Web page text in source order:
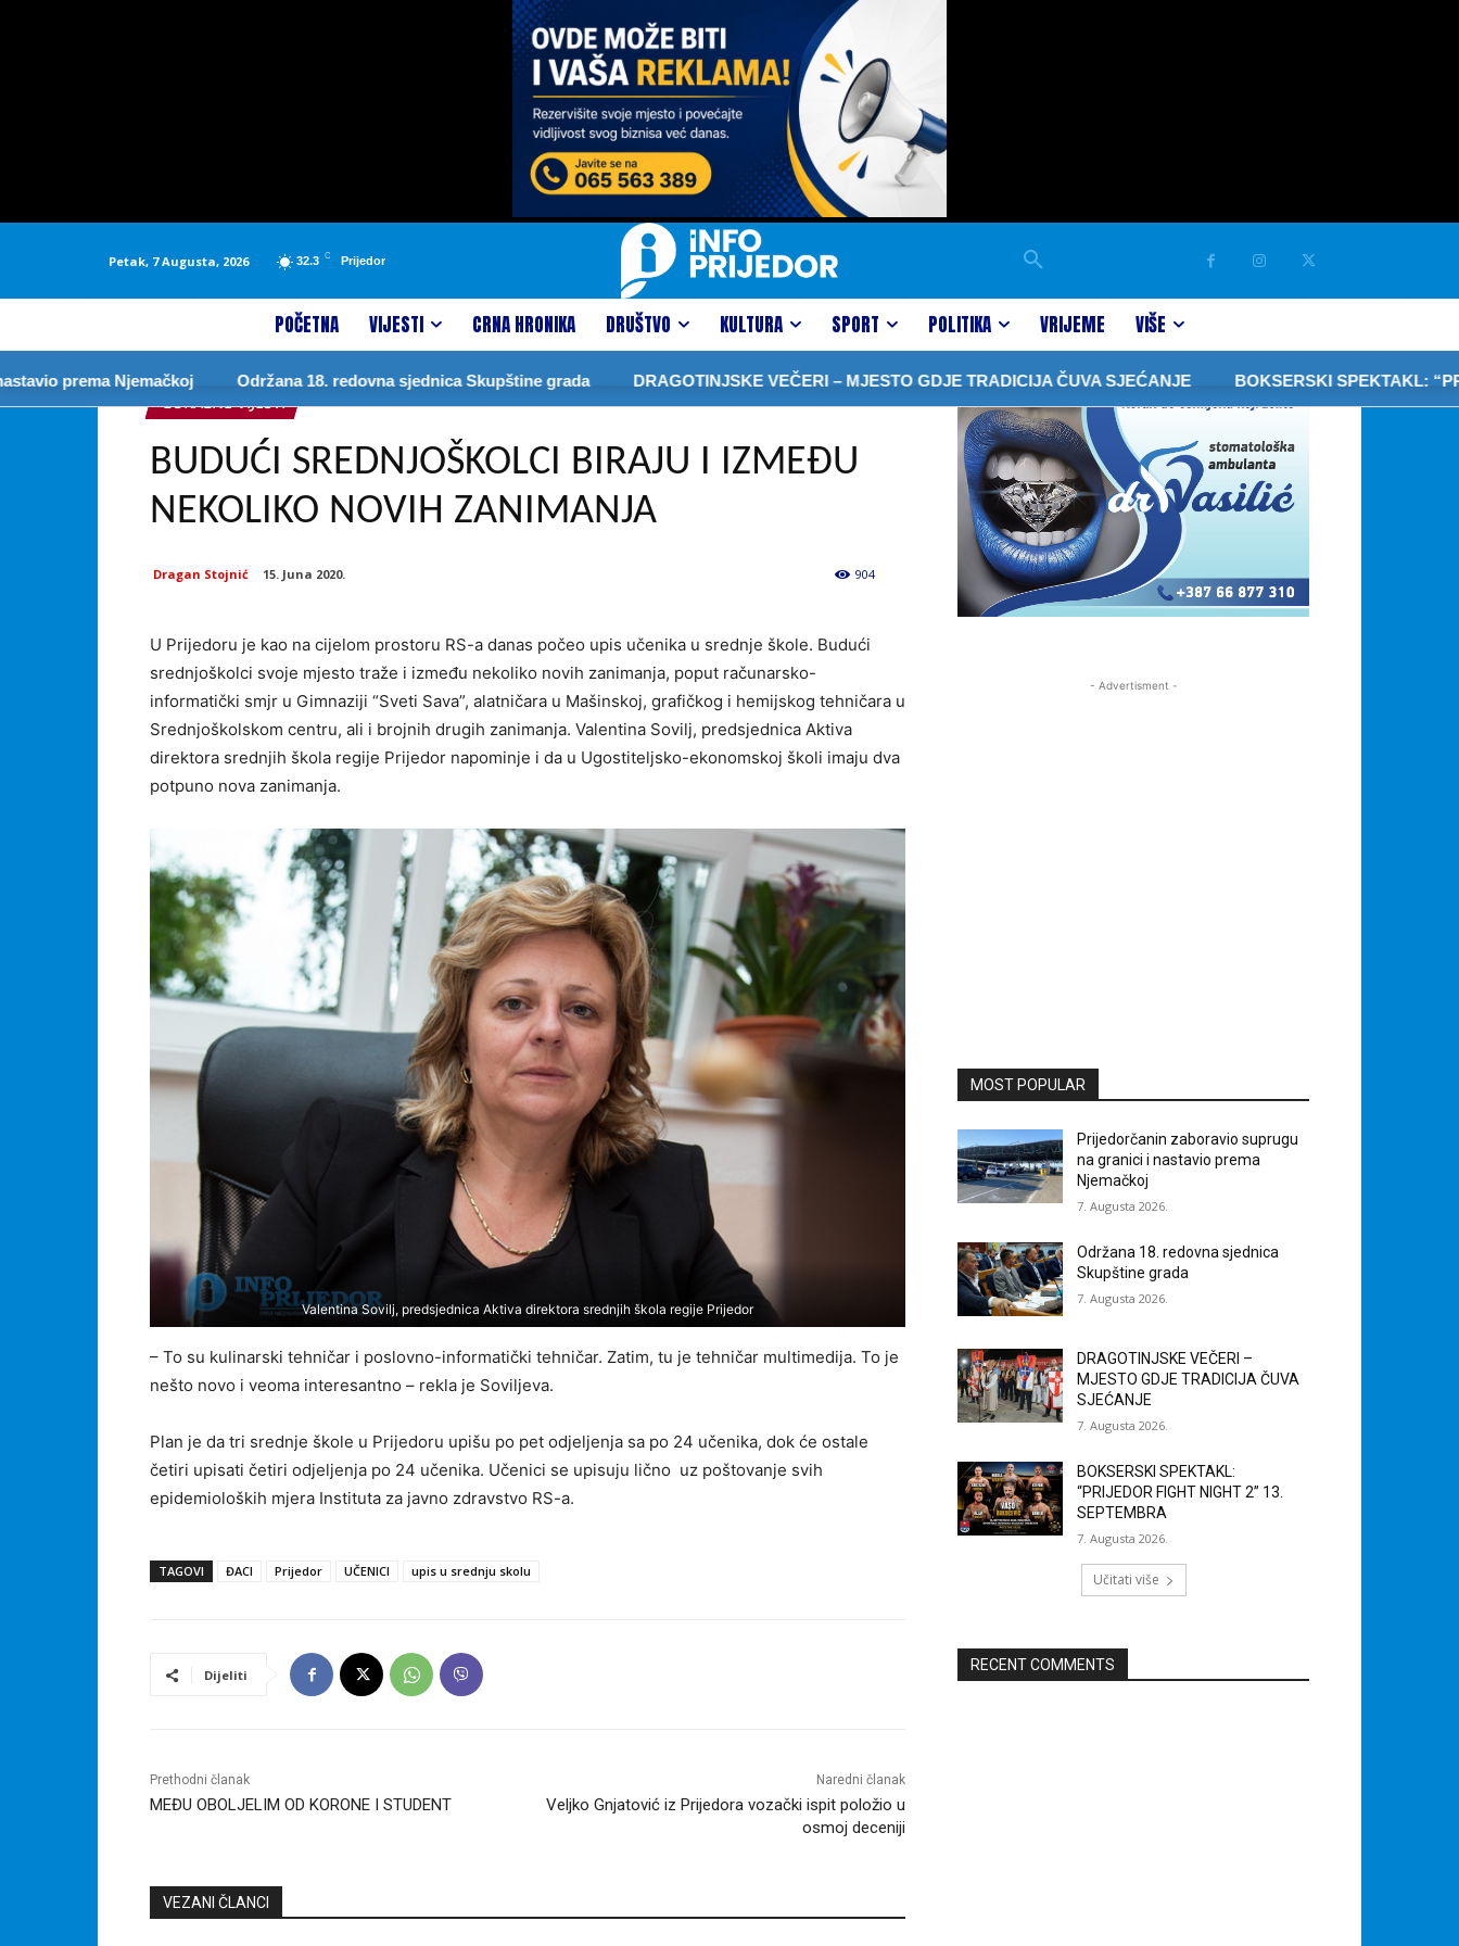
Petak, 7 Augusta, 2026 32.3 C Prijedor
POČETNA VIJESTI CRNA HRONIKA DRUŠTVO KULTURA SPORT POLITIKA VRIJEME VIŠE
prema Njemačkoj Održana 18. redovna sjednica Skupštine grada DRAGOTINJSKE VEČERI – MJESTO GDJE TRADICIJA ČUVA SJEĆANJE BOKSERSKI SPEKTAKL:
LOKALNE VIJESTI
BUDUĆI SREDNJOŠKOLCI BIRAJU I IZMEĐU
NEKOLIKO NOVIH ZANIMANJA
Dragan Stojnić 15. Juna 2020. 904
U Prijedoru je kao na cijelom prostoru RS-a danas počeo upis učenika u srednje škole. Budući
srednjoškolci svoje mjesto traže i između nekoliko novih zanimanja, poput računarsko-
informatički smjr u Gimnaziji “Sveti Sava”, alatničara u Mašinskoj, grafičkog i hemijskog tehničara u
Srednjoškolskom centru, ali i brojnih drugih zanimanja. Valentina Sovilj, predsjednica Aktiva
direktora srednjih škola regije Prijedor napominje i da u Ugostiteljsko-ekonomskoj školi imaju dva
potpuno nova zanimanja.
Valentina Sovilj, predsjednica Aktiva direktora srednjih škola regije Prijedor
– To su kulinarski tehničar i poslovno-informatički tehničar. Zatim, tu je tehničar multimedija. To je
nešto novo i veoma interesantno – rekla je Soviljeva.
Plan je da tri srednje škole u Prijedoru upišu po pet odjeljenja sa po 24 učenika, dok će ostale
četiri upisati četiri odjeljenja po 24 učenika. Učenici se upisuju lično uz poštovanje svih
epidemioloških mjera Instituta za javno zdravstvo RS-a.
TAGOVI ĐACI Prijedor UČENICI upis u srednju skolu
Dijeliti
Prethodni članak
MEĐU OBOLJELIM OD KORONE I STUDENT
Naredni članak
Veljko Gnjatović iz Prijedora vozački ispit položio u
osmoj deceniji
VEZANI ČLANCI
- Advertisment -
MOST POPULAR
Prijedorčanin zaboravio suprugu
na granici i nastavio prema
Njemačkoj
7. Augusta 2026.
Održana 18. redovna sjednica
Skupštine grada
7. Augusta 2026.
DRAGOTINJSKE VEČERI –
MJESTO GDJE TRADICIJA ČUVA
SJEĆANJE
7. Augusta 2026.
BOKSERSKI SPEKTAKL:
“PRIJEDOR FIGHT NIGHT 2” 13.
SEPTEMBRA
7. Augusta 2026.
Učitati više
RECENT COMMENTS